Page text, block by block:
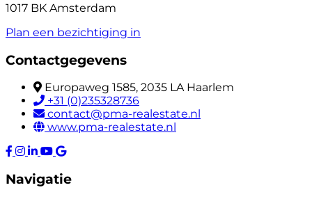
1017 BK Amsterdam
Plan een bezichtiging in
Contactgegevens
Europaweg 1585, 2035 LA Haarlem
+31 (0)235328736
contact@pma-realestate.nl
www.pma-realestate.nl
Navigatie